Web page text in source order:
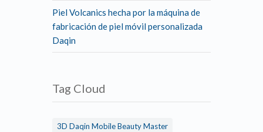
Piel Volcanics hecha por la máquina de
fabricación de piel móvil personalizada
Daqin
Tag Cloud
3D Daqin Mobile Beauty Master